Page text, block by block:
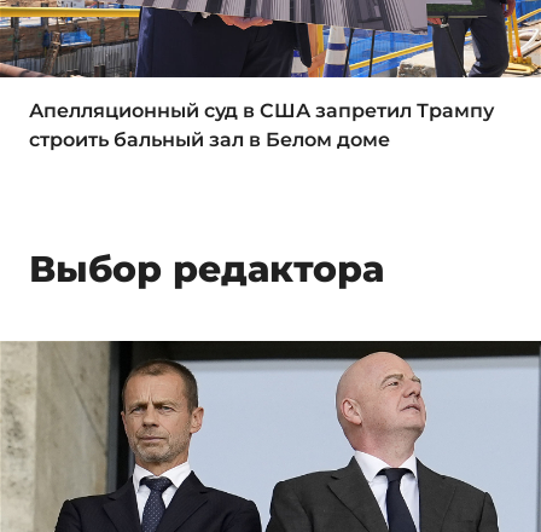
Апелляционный суд в США запретил Трампу
строить бальный зал в Белом доме
Выбор редактора